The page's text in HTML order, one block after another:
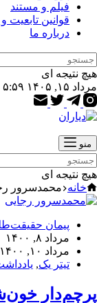
فیلم و مستند
قوانین تابعیت
درباره ما
هیچ نتیجه ای
مرداد ۱۵, ۱۴۰۵ ۵:۵۹ بعد از ظهر
منو
هیچ نتیجه ای
خانه محمدسرور
پیمان
مرداد ۸, ۱۴۰۰
مرداد ۱۰, ۱۴۰۰
تیتر یک,
پرچم‌دار